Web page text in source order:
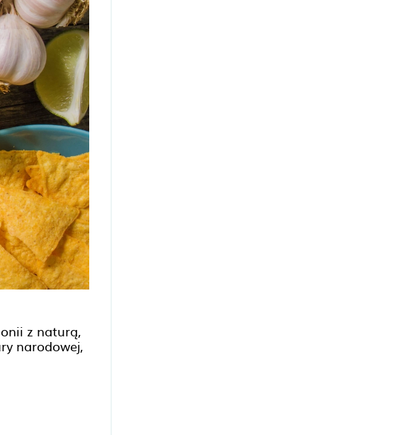
z naturą,
narodowej,